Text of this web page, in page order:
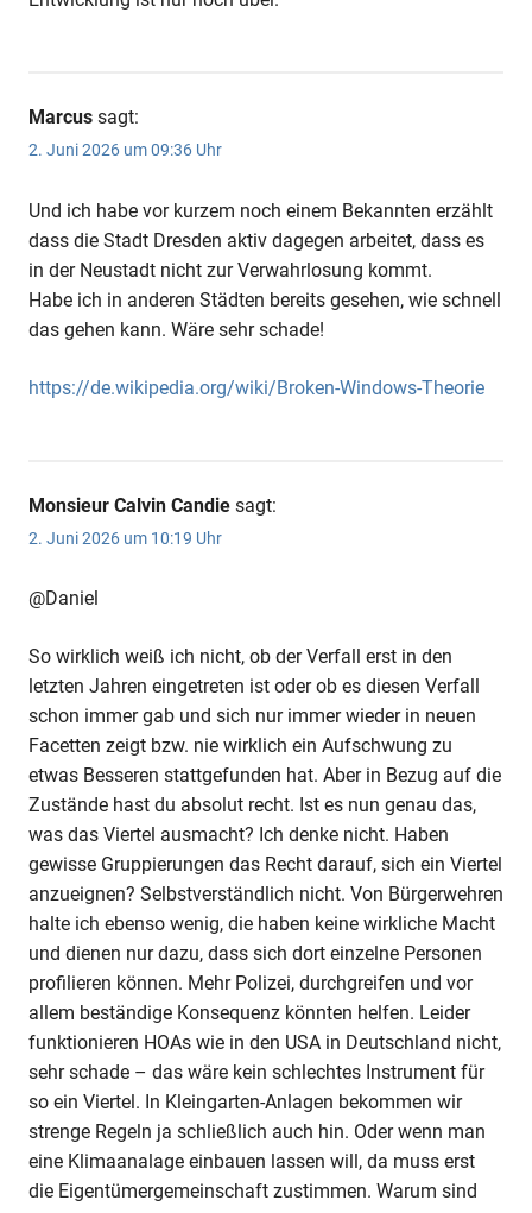
Marcus sagt:
2. Juni 2026 um 09:36 Uhr
Und ich habe vor kurzem noch einem Bekannten erzählt
dass die Stadt Dresden aktiv dagegen arbeitet, dass es
in der Neustadt nicht zur Verwahrlosung kommt.
Habe ich in anderen Städten bereits gesehen, wie schnell
das gehen kann. Wäre sehr schade!
https://de.wikipedia.org/wiki/Broken-Windows-Theorie
Monsieur Calvin Candie sagt:
2. Juni 2026 um 10:19 Uhr
@Daniel
So wirklich weiß ich nicht, ob der Verfall erst in den
letzten Jahren eingetreten ist oder ob es diesen Verfall
schon immer gab und sich nur immer wieder in neuen
Facetten zeigt bzw. nie wirklich ein Aufschwung zu
etwas Besseren stattgefunden hat. Aber in Bezug auf die
Zustände hast du absolut recht. Ist es nun genau das,
was das Viertel ausmacht? Ich denke nicht. Haben
gewisse Gruppierungen das Recht darauf, sich ein Viertel
anzueignen? Selbstverständlich nicht. Von Bürgerwehren
halte ich ebenso wenig, die haben keine wirkliche Macht
und dienen nur dazu, dass sich dort einzelne Personen
profilieren können. Mehr Polizei, durchgreifen und vor
allem beständige Konsequenz könnten helfen. Leider
funktionieren HOAs wie in den USA in Deutschland nicht,
sehr schade – das wäre kein schlechtes Instrument für
so ein Viertel. In Kleingarten-Anlagen bekommen wir
strenge Regeln ja schließlich auch hin. Oder wenn man
eine Klimaanalage einbauen lassen will, da muss erst
die Eigentümergemeinschaft zustimmen. Warum sind